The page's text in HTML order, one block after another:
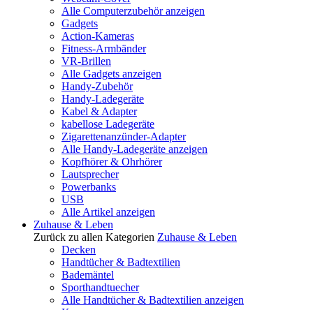
Alle Computerzubehör anzeigen
Gadgets
Action-Kameras
Fitness-Armbänder
VR-Brillen
Alle Gadgets anzeigen
Handy-Zubehör
Handy-Ladegeräte
Kabel & Adapter
kabellose Ladegeräte
Zigarettenanzünder-Adapter
Alle Handy-Ladegeräte anzeigen
Kopfhörer & Ohrhörer
Lautsprecher
Powerbanks
USB
Alle Artikel anzeigen
Zuhause & Leben
Zurück zu allen Kategorien Zuhause & Leben
Decken
Handtücher & Badtextilien
Bademäntel
Sporthandtuecher
Alle Handtücher & Badtextilien anzeigen